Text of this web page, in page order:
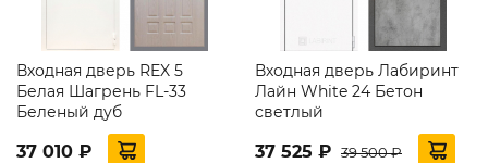
Входная дверь REX 5
Белая Шагрень FL-33
Беленый дуб
37 010 ₽
Входная дверь Лабиринт
Лайн White 24 Бетон
светлый
37 525 ₽ 39 500 ₽